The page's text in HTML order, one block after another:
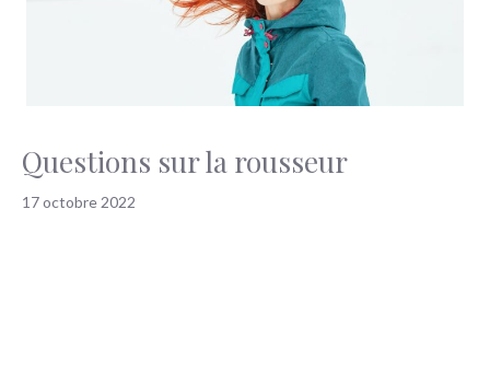
Questions sur la rousseur
17 octobre 2022